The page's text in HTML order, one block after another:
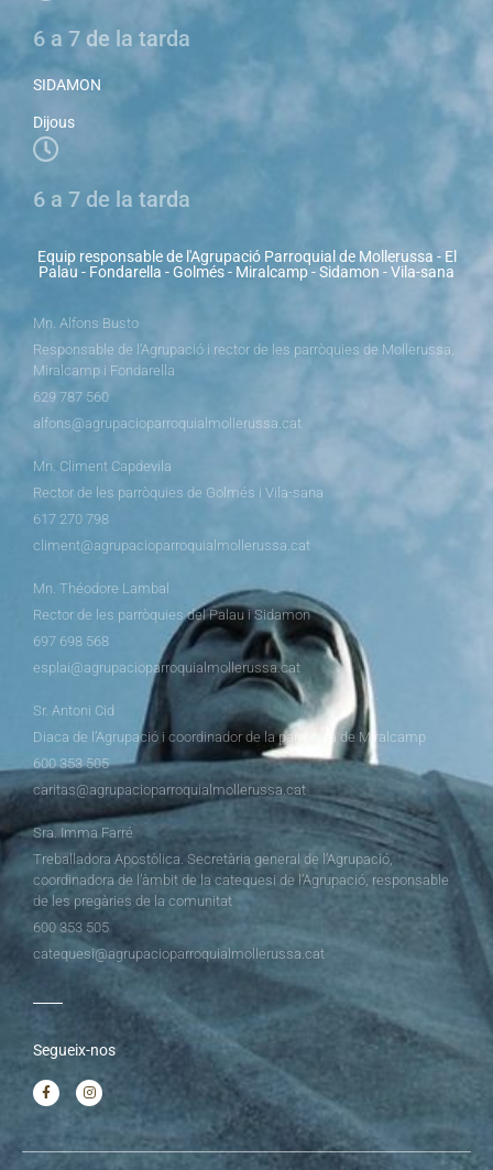
6 a 7 de la tarda
SIDAMON
Dijous
6 a 7 de la tarda
Equip responsable de l'Agrupació Parroquial de Mollerussa - El
Palau - Fondarella - Golmés - Miralcamp - Sidamon - Vila-sana
Mn. Alfons Busto
Responsable de l’Agrupació i rector de les parròquies de Mollerussa,
Miralcamp i Fondarella
629 787 560
alfons@agrupacioparroquialmollerussa.cat
Mn. Climent Capdevila
Rector de les parròquies de Golmés i Vila-sana
617 270 798
climent@agrupacioparroquialmollerussa.cat
Mn. Théodore Lambal
Rector de les parròquies del Palau i Sidamon
697 698 568
esplai@agrupacioparroquialmollerussa.cat
Sr. Antoni Cid
Diaca de l’Agrupació i coordinador de la parròquia de Miralcamp
600 353 505
caritas@agrupacioparroquialmollerussa.cat
Sra. Imma Farré
Treballadora Apostòlica. Secretària general de l’Agrupació,
coordinadora de l’àmbit de la catequesi de l’Agrupació, responsable
de les pregàries de la comunitat
600 353 505
catequesi@agrupacioparroquialmollerussa.cat
Segueix-nos